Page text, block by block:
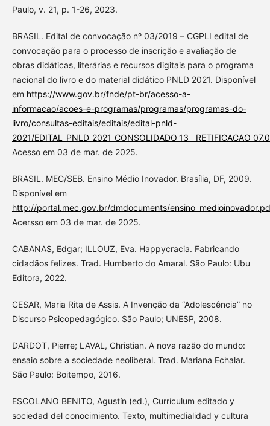
Paulo, v. 21, p. 1-26, 2023.
BRASIL. Edital de convocação nº 03/2019 – CGPLI edital de
convocação para o processo de inscrição e avaliação de
obras didáticas, literárias e recursos digitais para o programa
nacional do livro e do material didático PNLD 2021. Disponível
em https://www.gov.br/fnde/pt-br/acesso-a-
informacao/acoes-e-programas/programas/programas-do-
livro/consultas-editais/editais/edital-pnld-
2021/
Acesso em 03 de mar. de 2025.
BRASIL. MEC/SEB. Ensino Médio Inovador. Brasília, DF, 2009.
Disponível em
http://portal.mec.gov.br/dmdocuments/
Acersso em 03 de mar. de 2025.
CABANAS, Edgar; ILLOUZ, Eva. Happycracia. Fabricando
cidadãos felizes. Trad. Humberto do Amaral. São Paulo: Ubu
Editora, 2022.
CESAR, Maria Rita de Assis. A Invenção da “Adolescência” no
Discurso Psicopedagógico. São Paulo; UNESP, 2008.
DARDOT, Pierre; LAVAL, Christian. A nova razão do mundo:
ensaio sobre a sociedade neoliberal. Trad. Mariana Echalar.
São Paulo: Boitempo, 2016.
ESCOLANO BENITO, Agustín (ed.), Currículum editado y
sociedad del conocimiento. Texto, multimedialidad y cultura